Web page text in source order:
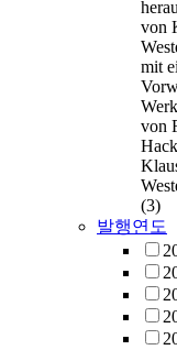
von
mit
von
(3)
발행연도